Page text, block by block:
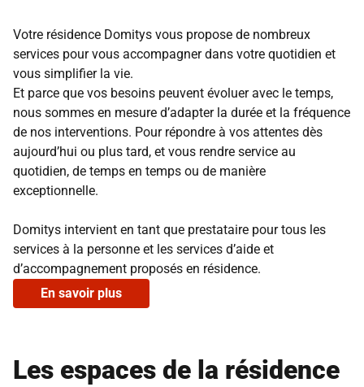
Votre résidence Domitys vous propose de nombreux
services pour vous accompagner dans votre quotidien et
vous simplifier la vie.
Et parce que vos besoins peuvent évoluer avec le temps,
nous sommes en mesure d’adapter la durée et la fréquence
de nos interventions. Pour répondre à vos attentes dès
aujourd’hui ou plus tard, et vous rendre service au
quotidien, de temps en temps ou de manière
exceptionnelle.
Domitys intervient en tant que prestataire pour tous les
services à la personne et les services d’aide et
d’accompagnement proposés en résidence.
En savoir plus
Les espaces de la résidence